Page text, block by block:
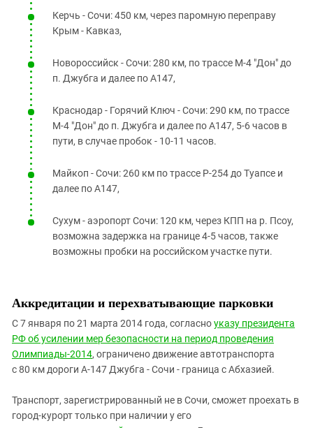
Керчь - Сочи: 450 км, через паромную переправу
Крым - Кавказ,
Новороссийск - Сочи: 280 км, по трассе М-4 "Дон" до
п. Джубга и далее по А147,
Краснодар - Горячий Ключ - Сочи: 290 км, по трассе
М-4 "Дон" до п. Джубга и далее по А147, 5-6 часов в
пути, в случае пробок - 10-11 часов.
Майкоп - Сочи: 260 км по трассе Р-254 до Туапсе и
далее по А147,
Сухум - аэропорт Сочи: 120 км, через КПП на р. Псоу,
возможна задержка на границе 4-5 часов, также
возможны пробки на российском участке пути.
Аккредитации и перехватывающие парковки
С 7 января по21 марта 2014 года, согласноуказу президента
РФ об усилении мер безопасности на период проведения
Олимпиады-2014, ограничено движение автотранспорта
с80 км дороги А-147 Джубга - Сочи - граница с Абхазией.
Транспорт, зарегистрированный не в Сочи, сможет проехать в
город-курорт только при наличии у его